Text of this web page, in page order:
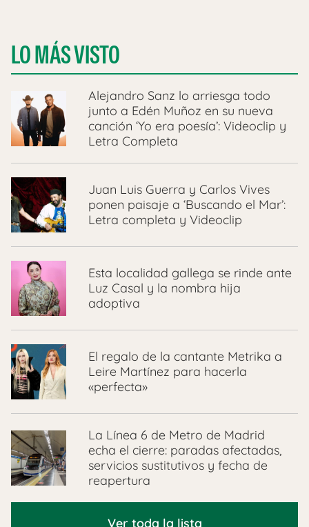
LO MÁS VISTO
Alejandro Sanz lo arriesga todo
junto a Edén Muñoz en su nueva
canción ‘Yo era poesía’: Videoclip y
Letra Completa
Juan Luis Guerra y Carlos Vives
ponen paisaje a ‘Buscando el Mar’:
Letra completa y Videoclip
Esta localidad gallega se rinde ante
Luz Casal y la nombra hija
adoptiva
El regalo de la cantante Metrika a
Leire Martínez para hacerla
«perfecta»
La Línea 6 de Metro de Madrid
echa el cierre: paradas afectadas,
servicios sustitutivos y fecha de
reapertura
Ver toda la lista